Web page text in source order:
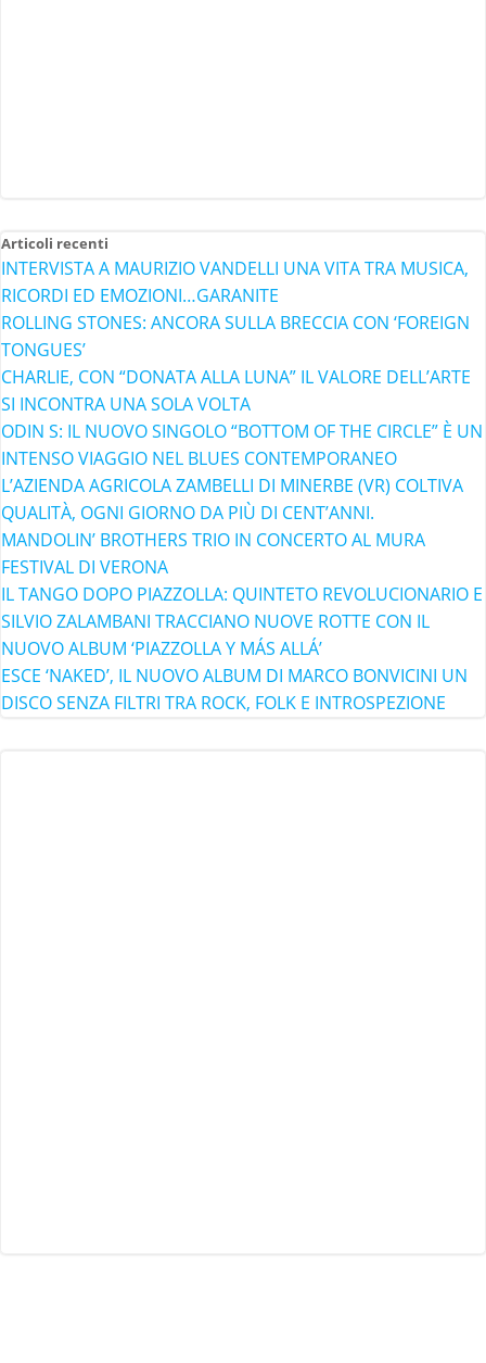
Articoli recenti
INTERVISTA A MAURIZIO VANDELLI UNA VITA TRA MUSICA,
RICORDI ED EMOZIONI…GARANITE
ROLLING STONES: ANCORA SULLA BRECCIA CON ‘FOREIGN
TONGUES’
CHARLIE, CON “DONATA ALLA LUNA” IL VALORE DELL’ARTE
SI INCONTRA UNA SOLA VOLTA
ODIN S: IL NUOVO SINGOLO “BOTTOM OF THE CIRCLE” È UN
INTENSO VIAGGIO NEL BLUES CONTEMPORANEO
L’AZIENDA AGRICOLA ZAMBELLI DI MINERBE (VR) COLTIVA
QUALITÀ, OGNI GIORNO DA PIÙ DI CENT’ANNI.
MANDOLIN’ BROTHERS TRIO IN CONCERTO AL MURA
FESTIVAL DI VERONA
IL TANGO DOPO PIAZZOLLA: QUINTETO REVOLUCIONARIO E
SILVIO ZALAMBANI TRACCIANO NUOVE ROTTE CON IL
NUOVO ALBUM ‘PIAZZOLLA Y MÁS ALLÁ’
ESCE ‘NAKED’, IL NUOVO ALBUM DI MARCO BONVICINI UN
DISCO SENZA FILTRI TRA ROCK, FOLK E INTROSPEZIONE